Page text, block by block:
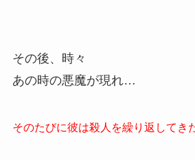
その後、時々
あの時の悪魔が現れ…
そのたびに彼は殺人を繰り返してき